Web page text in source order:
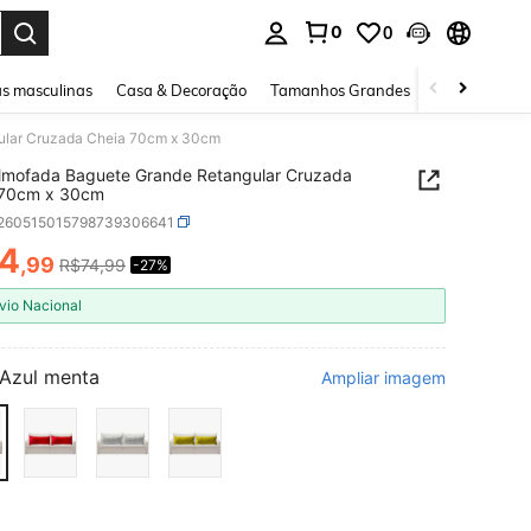
0 0
masculinas Casa & Decoração Tamanhos Grandes Joias e
Cruzada Cheia 70cm x 30cm
Baguete Grande Retangular Cruzada
x 30cm
AND AVAILABILITY
,99 R$74,99 -27%
Nacional
Azul menta Ampliar imagem